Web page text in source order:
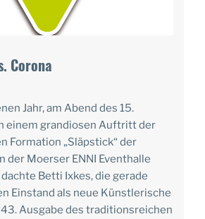
Corona
Jahr, am Abend des 15.
einem grandiosen Auftritt der
Formation „Släpstick“ der
der Moerser ENNI Eventhalle
Betti Ixkes, die gerade
Einstand als neue Künstlerische
Ausgabe des traditionsreichen